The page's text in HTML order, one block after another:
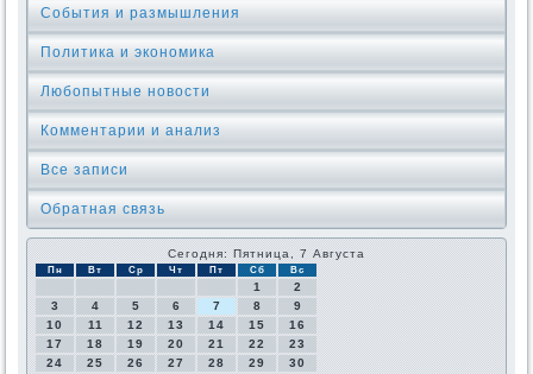
События и размышления
Политика и экономика
Любопытные новости
Комментарии и анализ
Все записи
Обратная связь
Сегодня: Пятница, 7 Августа
Пн Вт Ср Чт Пт Сб Вс
1
2
3
4 5 6 7 8
9
10
11 12 13 14 15
16
17
18 19 20 21 22
23
24
25 26 27 28 29
30